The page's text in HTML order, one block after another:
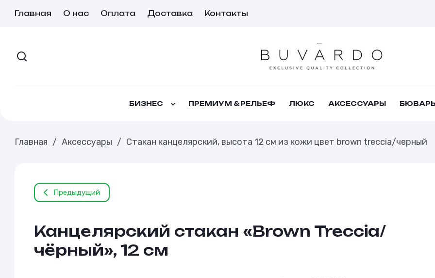
Главная О нас Оплата Доставка Контакты
БИЗНЕС ПРЕМИУМ & РЕЛЬЕФ ЛЮКС АКСЕССУАРЫ
Главная / Аксессуары / Стакан канцелярский, высота 12 см из кожи цвет brown treccia/черный
Предыдущий
Канцелярский стакан «Brown Treccia/
чёрный», 12 см